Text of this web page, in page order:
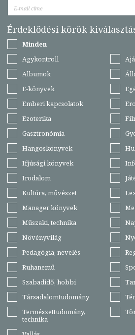
Érdeklődési körök
Minden
Agykontroll
Albumok
E-könyvek
Emberi kapcsolatok
Ezoterika
Gasztronómia
Hangoskönyvek
Ifjúsági könyvek
Irodalom
Kultúra, művészet
Manager könyvek
Műszaki, technika
Növényvilág
Pedagógia, nevelés
Ruhanemű
Szabadidő, hobbi
Társadalomtudomány
Természettudomány,
technika